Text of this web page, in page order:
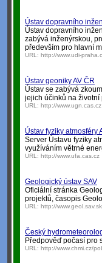
Ústav dopravního
Ústav dopravního
zabývá inženýrskou,
především pro hlavní
URL: http://www.udi-
Ústav geoniky AV ČR
Ústav se zabývá
jejich účinků na životní
URL: http://www.ugn.cas.cz
Ústav fyziky atmosféry
Server Ústavu fyziky
využíváním větrné
URL: http://www.ufa.cas.cz
Geologický ústav SAV
Oficiální stránka
projektů, časopis
URL: http://www.geol.sav.sk
Český
Předpověď počasí pro
URL: http://www.chmi.cz/